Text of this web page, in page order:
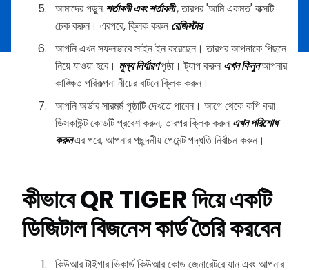
আমাদের পড়ুন শর্তাবলী এবং শর্তাবলী, তারপর 'আমি একমত' বাক্সটি
চেক করুন। এরপরে, ক্লিক করুন রেজিস্টার
আপনি এখন সফলভাবে সাইন ইন করেছেন। তারপর আপনাকে পিছনে
নিয়ে যাওয়া হবে। মূল্য নির্ধারণপৃষ্ঠা। ট্যাপ করুন এখন কিনুনআপনার
কাঙ্ক্ষিত পরিকল্পনা নীচের বাটনে ক্লিক করুন।
আপনি অর্ডার সারমর্ম পৃষ্ঠাটি দেখতে পাবেন। আগে থেকে কপি করা
ডিসকাউন্ট কোডটি প্রবেশ করুন, তারপর ক্লিক করুন এখন পরিশোধ
করুনএর পরে, আপনার পছন্দনীয় পেমেন্ট পদ্ধতি নির্বাচন করুন।
কীভাবে QR TIGER দিয়ে একটি
ডিজিটাল বিজনেস কার্ড তৈরি করবেন
কিউআর টাইগার ভিকার্ড কিউআর কোড জেনারেটরে যান এবং আপনার